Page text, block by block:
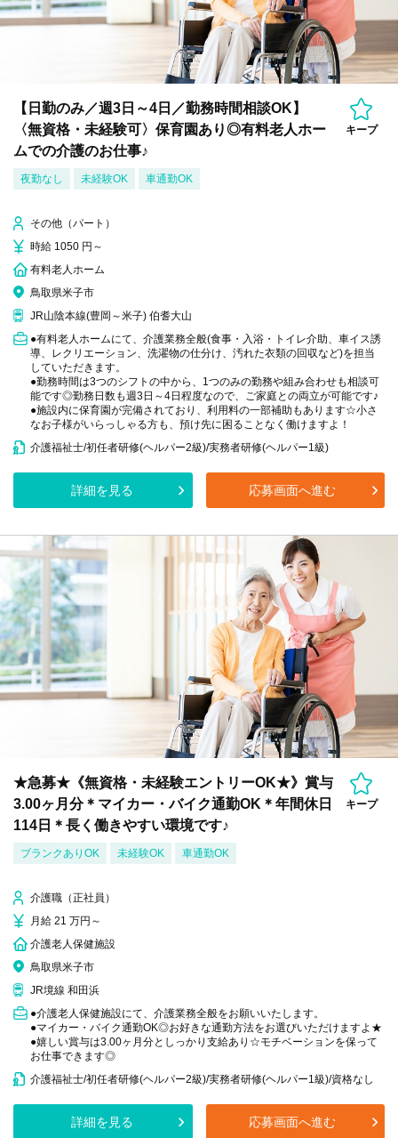
【日勤のみ／週3日～4日／勤務時間相談OK】
〈無資格・未経験可〉保育園あり◎有料老人ホー
ムでの介護のお仕事♪
キープ
夜勤なし 未経験OK 車通勤OK
その他（パート）
時給 1050 円～
有料老人ホーム
鳥取県米子市
JR山陰本線(豊岡～米子) 伯耆大山
●有料老人ホームにて、介護業務全般(食事・入浴・トイレ介助、車イス誘
導、レクリエーション、洗濯物の仕分け、汚れた衣類の回収など)を担当
していただきます。
●勤務時間は3つのシフトの中から、1つのみの勤務や組み合わせも相談可
能です◎勤務日数も週3日～4日程度なので、ご家庭との両立が可能です♪
●施設内に保育園が完備されており、利用料の一部補助もあります☆小さ
なお子様がいらっしゃる方も、預け先に困ることなく働けますよ！
介護福祉士/初任者研修(ヘルパー2級)/実務者研修(ヘルパー1級)
詳細を見る 応募画面へ進む
★急募★《無資格・未経験エントリーOK★》賞与
3.00ヶ月分＊マイカー・バイク通勤OK＊年間休日
114日＊長く働きやすい環境です♪
キープ
ブランクありOK 未経験OK 車通勤OK
介護職（正社員）
月給 21 万円～
介護老人保健施設
鳥取県米子市
JR境線 和田浜
●介護老人保健施設にて、介護業務全般をお願いいたします。
●マイカー・バイク通勤OK◎お好きな通勤方法をお選びいただけますよ★
●嬉しい賞与は3.00ヶ月分としっかり支給あり☆モチベーションを保って
お仕事できます◎
介護福祉士/初任者研修(ヘルパー2級)/実務者研修(ヘルパー1級)/資格なし
詳細を見る 応募画面へ進む